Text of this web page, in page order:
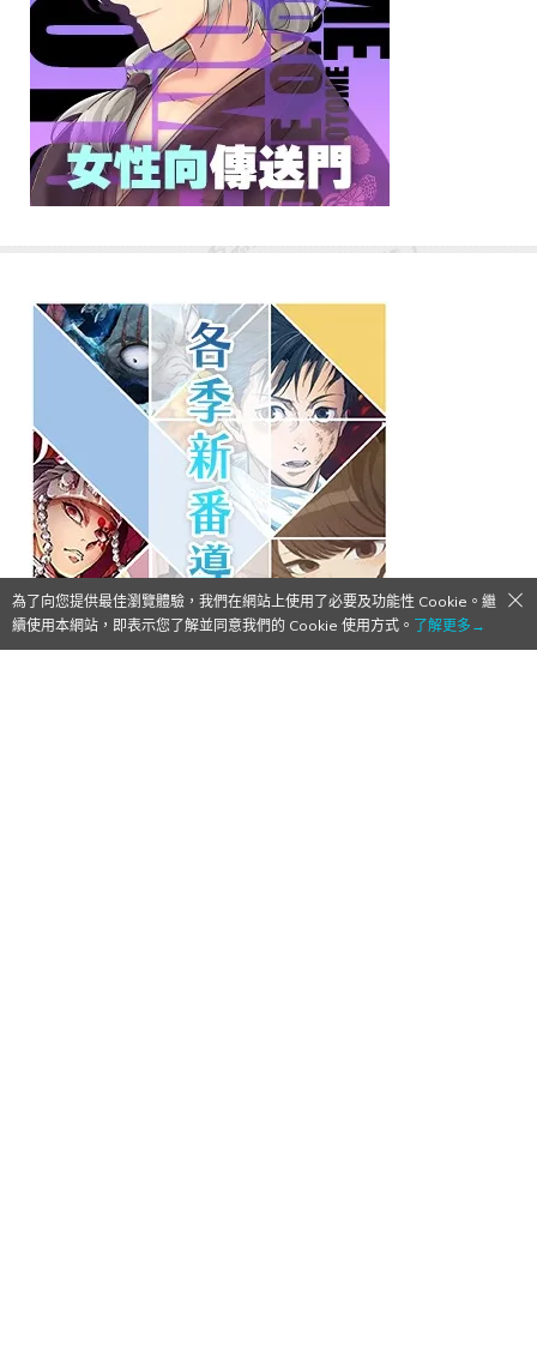
為了向您提供最佳瀏覽體驗，我們在網站上使用了必要及功能性 Cookie。繼
續使用本網站，即表示您了解並同意我們的 Cookie 使用方式。 了解更多→